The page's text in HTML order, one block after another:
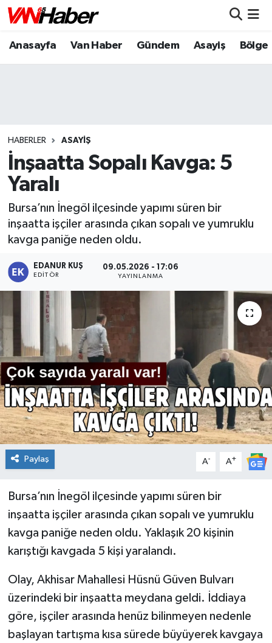
Anasayfa Van Haber Gündem Asayiş Bölge
HABERLER ASAYIŞ
İnşaatta Sopalı Kavga: 5
Yaralı
Bursa’nın İnegöl ilçesinde yapımı süren bir
inşaatta işçiler arasında çıkan sopalı ve yumruklu
kavga paniğe neden oldu.
EDANUR KUŞ
EDITÖR
09.05.2026 - 17:06
YAYINLANMA
Paylaş A- A+
Bursa’nın İnegöl ilçesinde yapımı süren bir
inşaatta işçiler arasında çıkan sopalı ve yumruklu
kavga paniğe neden oldu. Yaklaşık 20 kişinin
karıştığı kavgada 5 kişi yaralandı.
Olay, Akhisar Mahallesi Hüsnü Güven Bulvarı
üzerindeki bir inşaatta meydana geldi. İddiaya
göre, işçiler arasında henüz bilinmeyen nedenle
başlayan tartışma kısa sürede büyüyerek kavgaya
Nöbetçi Eczaneler
Puan Durumu ve Fikstür
Tüm Manşetler
Son Dakika Haberleri
Haber Arşivi